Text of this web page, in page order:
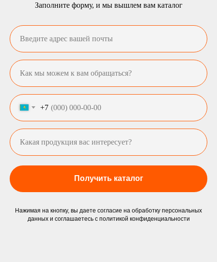
Заполните форму, и мы вышлем вам каталог
+7
Получить каталог
Нажимая на кнопку, вы даете согласие на обработку персональных
данных и соглашаетесь c политикой конфиденциальности